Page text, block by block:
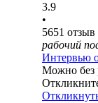
3.9
•
5651 отзыв
рабочий
Интервью
Можно без